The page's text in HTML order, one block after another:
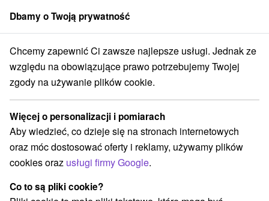
członek grupySorger
Specjalne oferty na Słowacji Pobyty z rabatem Čertovica
Pobyty z rabatem Čertovica
Kategorie
Wszystkie kategorie
Pobyty z rabatem(2)
Wellness pobyty(2) Wyjazdy weekendowe
Wakacje rodzinne (2)
Dbamy o Twoją prywatność
Chcemy zapewnić Ci zawsze najlepsze usługi. Jednak ze
względu na obowiązujące prawo potrzebujemy Twojej
zgody na używanie plików cookie.
Więcej o personalizacji i pomiarach
Aby wiedzieć, co dzieje się na stronach internetowych
oraz móc dostosować oferty i reklamy, używamy plików
cookies oraz usługi firmy Google.
Co to są pliki cookie?